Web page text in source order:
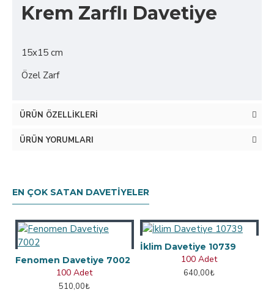
Krem Zarflı Davetiye
15x15 cm
Özel Zarf
ÜRÜN ÖZELLIKLERI
ÜRÜN YORUMLARI
EN ÇOK SATAN DAVETIYELER
Fenomen Davetiye 7002
100 Adet
510,00₺
İklim Davetiye 10739
100 Adet
640,00₺